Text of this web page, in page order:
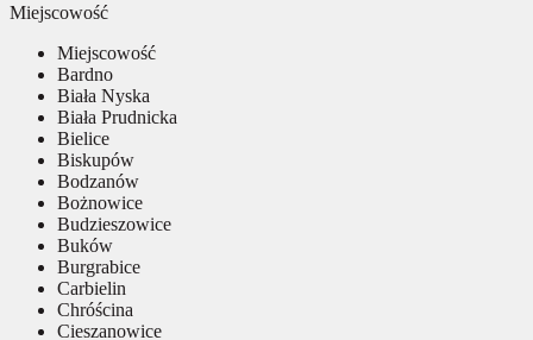
Miejscowość
Miejscowość
Bardno
Biała Nyska
Biała Prudnicka
Bielice
Biskupów
Bodzanów
Bożnowice
Budzieszowice
Buków
Burgrabice
Carbielin
Chróścina
Cieszanowice